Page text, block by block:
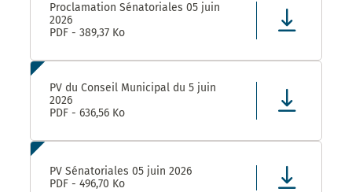
Proclamation Sénatoriales 05 juin
2026
PDF - 389,37 Ko
PV du Conseil Municipal du 5 juin
2026
PDF - 636,56 Ko
PV Sénatoriales 05 juin 2026
PDF - 496,70 Ko